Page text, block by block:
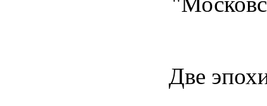
Две